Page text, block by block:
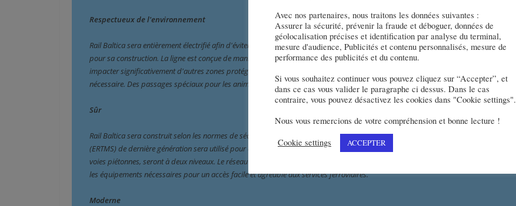
Respectueux de l'environnement
Rail Baltica sera entièrement électrifié afin d'éviter toute émission. Les technologies et matériaux les plus récents seront utilisés
pour sa construction. La ligne est conçue de manière à éviter autant que possible les zones protégées Natura 2000 et à ne pas
impacter significativement d'autres zones protégées écologiquement sensibles. Des écrans antibruit seront installés si
nécessaire. Des passages spéciaux pour les animaux seront aménagés à travers le remblai.
Sûr
Rail Baltica sera construit selon les normes de sécurité les plus strictes. Le système européen de gestion du trafic ferroviaire
(ERTMS) de dernière génération sera utilisé pour contrôler la circulation des trains. Tous les passages à niveau, avec routes et
voies piétonnes, seront à deux niveaux. Le réseau sera clôturé sur toute sa longueur. Les gares voyageurs disposeront de tous
les équipements nécessaires pour un accès facile et agréable aux services ferroviaires.
Moderne
Avec nos partenaires, nous traitons les données suivantes :
Assurer la sécurité, prévenir la fraude et déboguer, données de
géolocalisation précises et identification par analyse du terminal,
mesure d'audience, Publicités et contenu personnalisés, mesure de
performance des publicités et du contenu.
Si vous souhaitez continuer vous pouvez cliquez sur “Accepter”, et
dans ce cas vous valider le paragraphe ci dessus. Dans le cas
contraire, vous pouvez désactivez les cookies dans "Cookie settings".
Nous vous remercions de votre compréhension et bonne lecture !
Cookie settings
ACCEPTER